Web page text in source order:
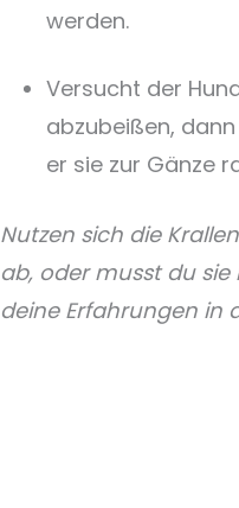
werden.
Versucht der
abzubeißen,
er sie zur Gänze
Nutzen sich die
ab, oder musst du sie
deine Erfahrungen in